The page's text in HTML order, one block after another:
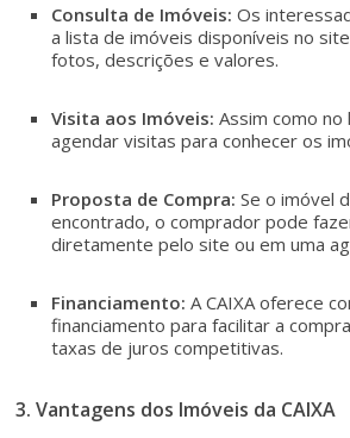
Consulta de Imóveis: Os
a lista de imóveis disponíveis no site
fotos, descrições e valores.
Visita aos Imóveis: Assim como no
agendar visitas para conhecer os
Proposta de Compra: Se o imóvel
encontrado, o comprador pode
diretamente pelo site ou em uma
Financiamento: A CAIXA oferece
financiamento para facilitar a
taxas de juros competitivas.
3. Vantagens dos Imóveis da CAIXA